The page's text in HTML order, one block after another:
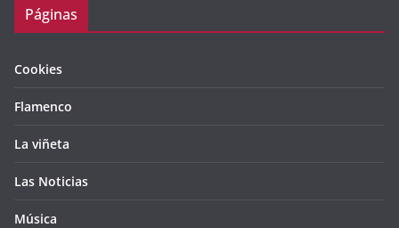
Páginas
Cookies
Flamenco
La viñeta
Las Noticias
Música